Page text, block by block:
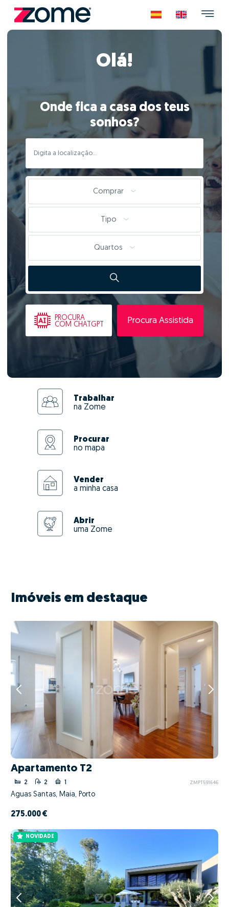
Olá!
Onde fica a casa dos teus
sonhos?
Comprar
Tipo
Quartos
PROCURA
COM CHATGPT
Procura Assistida
Trabalhar
na Zome
Procurar
no mapa
Vender
a minha casa
Abrir
uma Zome
Imóveis em destaque
Apartamento T2
2 2 1 ZMPT591646
Águas Santas, Maia, Porto
275.000 €
NOVIDADE